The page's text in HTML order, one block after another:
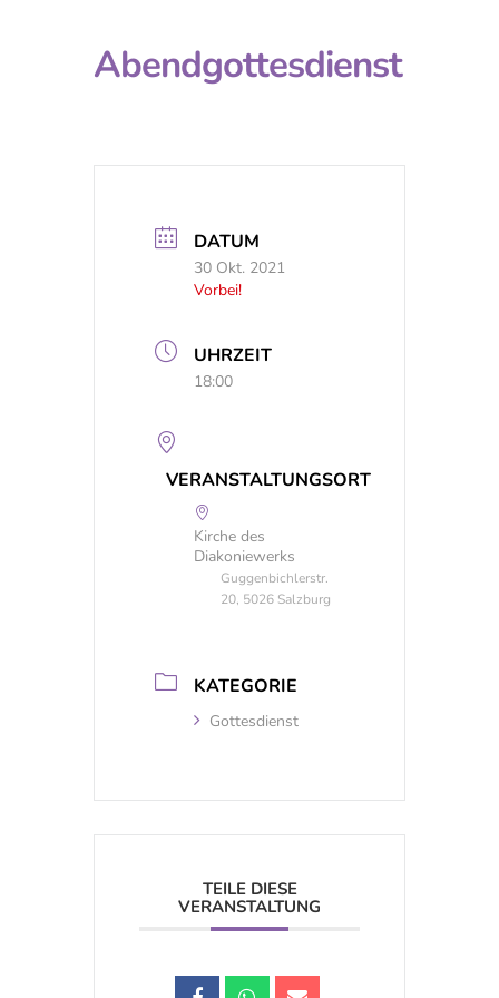
Abendgottesdienst
DATUM
30 Okt. 2021
Vorbei!
UHRZEIT
18:00
VERANSTALTUNGSORT
Kirche des
Diakoniewerks
Guggenbichlerstr.
20, 5026 Salzburg
KATEGORIE
Gottesdienst
TEILE DIESE
VERANSTALTUNG